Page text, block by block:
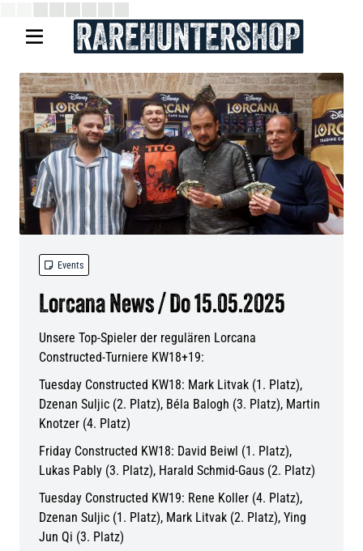

 Events
Lorcana News / Do 15.05.2025
Unsere Top-Spieler der regulären Lorcana
Constructed-Turniere KW18+19:
Tuesday Constructed KW18: Mark Litvak (1. Platz),
Dzenan Suljic (2. Platz), Béla Balogh (3. Platz), Martin
Knotzer (4. Platz)
Friday Constructed KW18: David Beiwl (1. Platz),
Lukas Pably (3. Platz), Harald Schmid-Gaus (2. Platz)
Tuesday Constructed KW19: Rene Koller (4. Platz),
Dzenan Suljic (1. Platz), Mark Litvak (2. Platz), Ying
Jun Qi (3. Platz)